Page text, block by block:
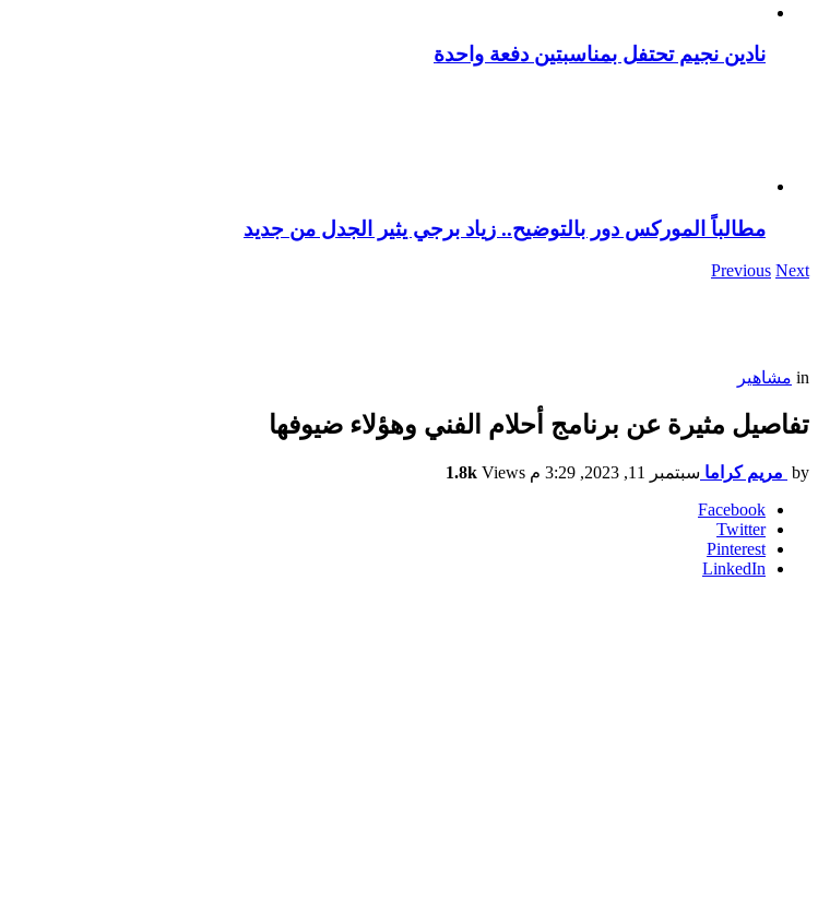
نادين نجيم تحتفل بمناسبتين دفعة واحدة
مطالباً الموركس دور بالتوضيح.. زياد برجي يثير الجدل من جديد
Previous Next
in مشاهير
تفاصيل مثيرة عن برنامج أحلام الفني وهؤلاء ضيوفها
by مريم كراما سبتمبر 11, 2023, 3:29 م 1.8k Views
Facebook
Twitter
Pinterest
LinkedIn